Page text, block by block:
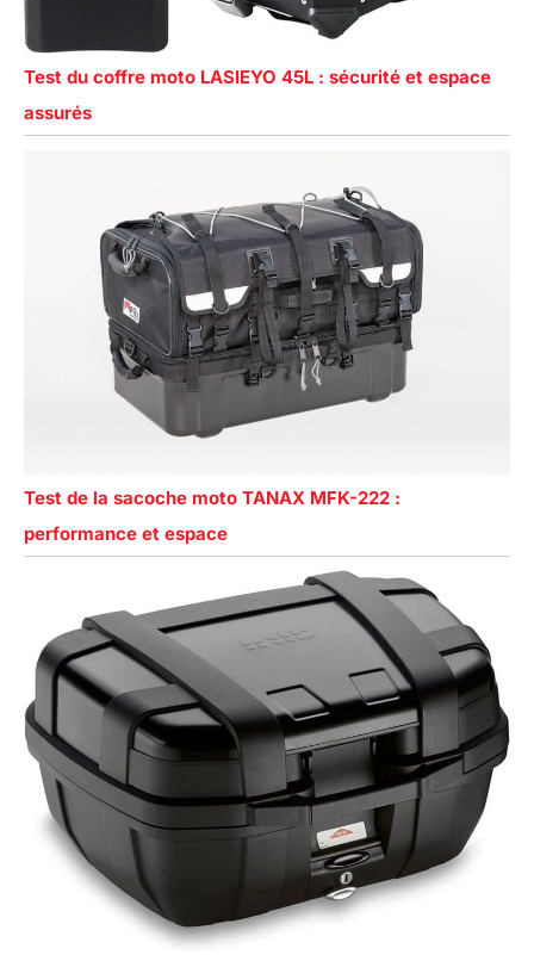
Test du coffre moto LASIEYO 45L : sécurité et espace
assurés
Test de la sacoche moto TANAX MFK-222 :
performance et espace